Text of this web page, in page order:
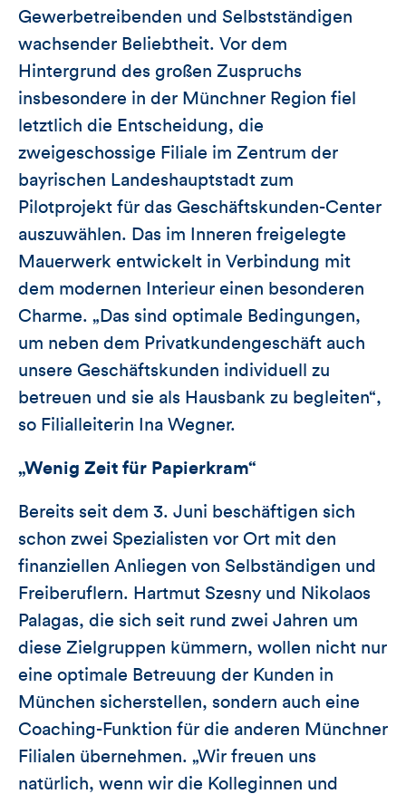
Gewerbetreibenden und Selbstständigen
wachsender Beliebtheit. Vor dem
Hintergrund des großen Zuspruchs
insbesondere in der Münchner Region fiel
letztlich die Entscheidung, die
zweigeschossige Filiale im Zentrum der
bayrischen Landeshauptstadt zum
Pilotprojekt für das Geschäftskunden-Center
auszuwählen. Das im Inneren freigelegte
Mauerwerk entwickelt in Verbindung mit
dem modernen Interieur einen besonderen
Charme. „Das sind optimale Bedingungen,
um neben dem Privatkundengeschäft auch
unsere Geschäftskunden individuell zu
betreuen und sie als Hausbank zu begleiten“,
so Filialleiterin Ina Wegner.
„Wenig Zeit für Papierkram“
Bereits seit dem 3. Juni beschäftigen sich
schon zwei Spezialisten vor Ort mit den
finanziellen Anliegen von Selbständigen und
Freiberuflern. Hartmut Szesny und Nikolaos
Palagas, die sich seit rund zwei Jahren um
diese Zielgruppen kümmern, wollen nicht nur
eine optimale Betreuung der Kunden in
München sicherstellen, sondern auch eine
Coaching-Funktion für die anderen Münchner
Filialen übernehmen. „Wir freuen uns
natürlich, wenn wir die Kolleginnen und